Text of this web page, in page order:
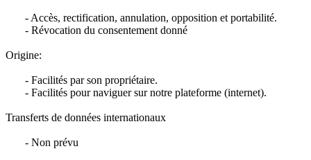
- Accès, rectification, annulation, opposition et portabilité.
- Révocation du consentement donné
Origine:
- Facilités par son propriétaire.
- Facilités pour naviguer sur notre plateforme (internet).
Transferts de données internationaux
- Non prévu